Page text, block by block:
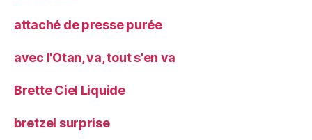
attaché de presse purée
avec l'Otan, va, tout s'en va
Brette Ciel Liquide
bretzel surprise